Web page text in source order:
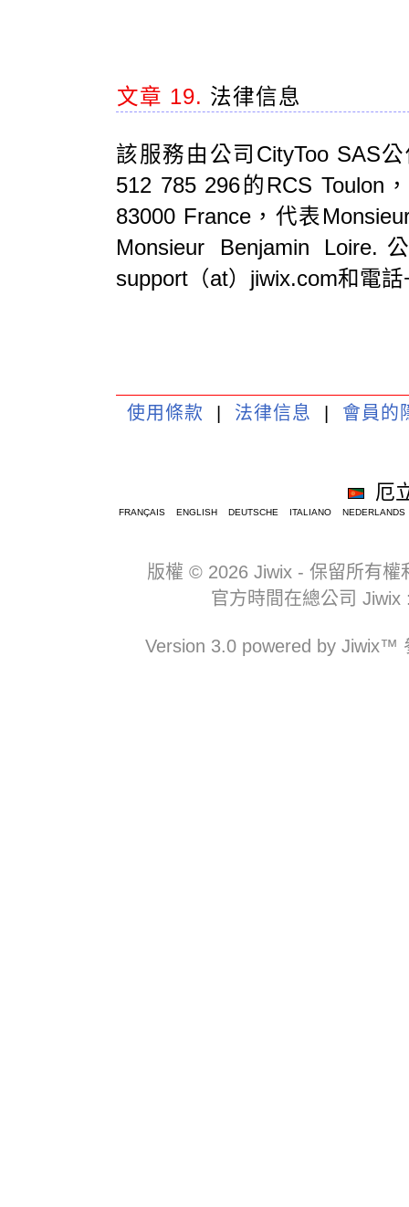
文章 19. 法律信息
該服務由公司CityToo SAS
512 785 296的RCS Toulon
83000 France，代表
Monsieur Benjamin
support（at）jiwix.com和電
使用條款 法律信息 會員的
厄
FRANÇAIS ENGLISH DEUTSCHE ITALIANO NEDERLANDS
版權 © 2026 Jiwix - 保留所有權
官方時間在總公司
Version 3.0 powered by Jiwix™